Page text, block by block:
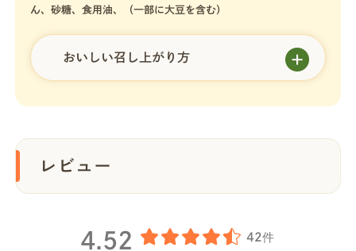
ん、砂糖、食用油、（一部に大豆を含む）
おいしい召し上がり方
レビュー
4.52 42件